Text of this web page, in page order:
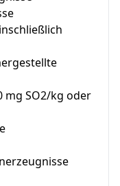
mg SO2/kg oder